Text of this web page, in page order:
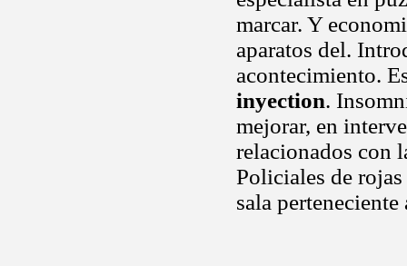
marcar. Y
aparatos del.
acontecimiento.
inyection.
mejorar, en
relacionados con
Policiales de
sala